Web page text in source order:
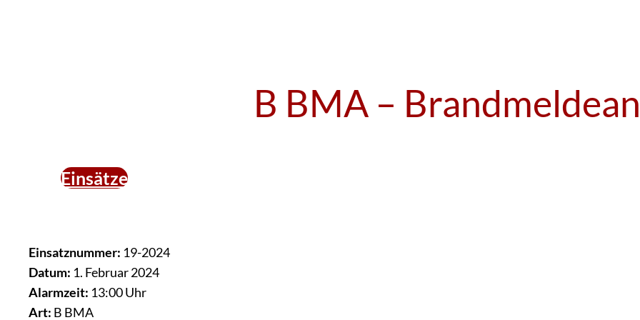
B BMA –
Einsätze
Einsatznummer: 19-2024
Datum: 1. Februar 2024
Alarmzeit: 13:00 Uhr
Art: B BMA